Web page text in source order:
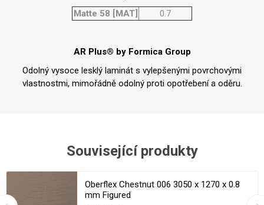
Matte 58 [MAT]
0.7
AR Plus® by Formica Group
Odolný vysoce lesklý laminát s vylepšenými povrchovými
vlastnostmi, mimořádně odolný proti opotřebení a oděru.
Související produkty
Oberflex Chestnut 006 3050 x 1270 x 0.8
mm Figured